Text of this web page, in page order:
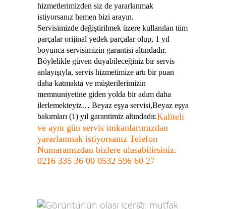
hizmetlerimizden siz de yararlanmak
istiyorsanız hemen bizi arayın.
Servisimizde değiştirilmek üzere kullanılan tüm
parçalar orijinal yedek parçalar olup, 1 yıl
boyunca servisimizin garantisi altındadır.
Böylelikle güven duyabileceğiniz bir servis
anlayışıyla, servis hizmetimize artı bir puan
daha katmakta ve müşterilerimizin
memnuniyetine giden yolda bir adım daha
ilerlemekteyiz… Beyaz eşya servisi,Beyaz eşya
bakımları (1) yıl garantimiz altındadır.Kaliteli
ve aynı gün servis imkanlarımızdan
yararlanmak istiyorsanız Telefon
Numaramızdan bizlere ulasabilirsiniz.
0216 335 36 00 0532 596 60 27